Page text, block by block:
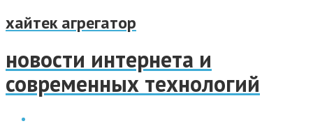
хайтек агрегатор
новости интернета и
современных технологий